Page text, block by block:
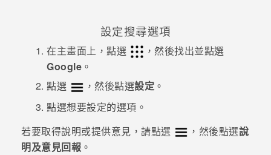
設定搜尋選項
在主畫面上，點選
，然後找出並點選
Google 。
點選
，然後點選設定 。
點選想要設定的選項。
若要取得說明或提供意見，請點選
，然後點選說
明及意見回報 。